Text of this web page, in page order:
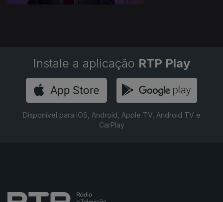
Instale a aplicação RTP Play
Disponível para iOS, Android, Apple TV, Android TV e
CarPlay